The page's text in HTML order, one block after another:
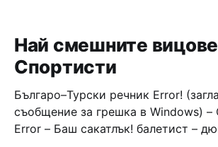
Най смешните
Спортисти
Българо–Турски речник Error! (заглавие на
съобщение за грешка в Windows) –
Error – Баш сакатлък! балетист – дюшеме пич